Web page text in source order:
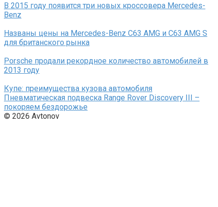
В 2015 году появится три новых кроссовера Mercedes-
Benz
Названы цены на Mercedes-Benz C63 AMG и C63 AMG S
для британского рынка
Porsche продали рекордное количество автомобилей в
2013 году
Купе: преимущества кузова автомобиля
Пневматическая подвеска Range Rover Discovery III –
покоряем бездорожье
© 2026 Avtonov